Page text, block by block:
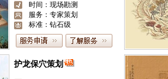
时间：现场或三日
服务：专家咨询
标准：钻石级
开业择日